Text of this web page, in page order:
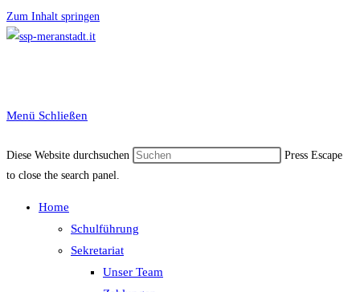
Zum Inhalt springen
Menü Schließen
Diese Website durchsuchen
Press Escape
to close the search panel.
Home
Schulführung
Sekretariat
Unser Team